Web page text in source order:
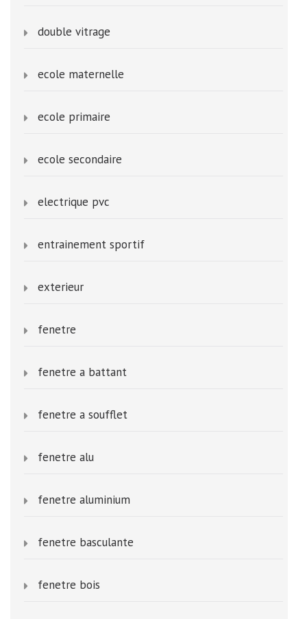
double vitrage
ecole maternelle
ecole primaire
ecole secondaire
electrique pvc
entrainement sportif
exterieur
fenetre
fenetre a battant
fenetre a soufflet
fenetre alu
fenetre aluminium
fenetre basculante
fenetre bois